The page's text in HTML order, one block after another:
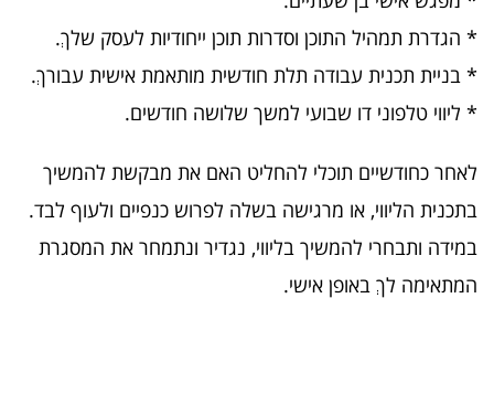
* הגדרת תמהיל התוכן וסדרות תוכן ייחודיות לעסק שלךְ.
* בניית תכנית עבודה תלת חודשית מותאמת אישית עבורךְ.
* ליווי טלפוני דו שבועי למשך שלושה חודשים.
לאחר כחודשיים תוכלי להחליט האם את מבקשת להמשיך
בתכנית הליווי, או מרגישה בשלה לפרוש כנפיים ולעוף לבד.
במידה ותבחרי להמשיך בליווי, נגדיר ונתמחר את המסגרת
המתאימה לךְ באופן אישי.